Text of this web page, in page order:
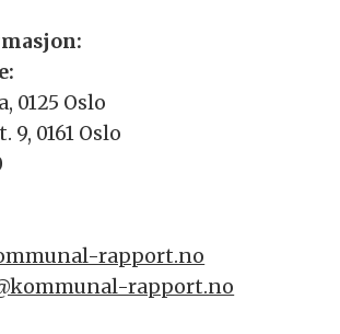
0125 Oslo
9, 0161 Oslo
rapport.no
rapport.no